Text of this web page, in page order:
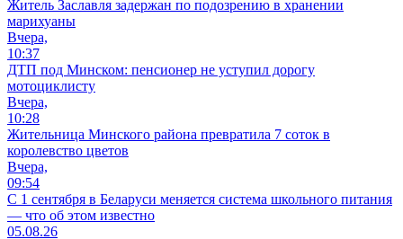
Житель Заславля задержан по подозрению в хранении
марихуаны
Вчера,
10:37
ДТП под Минском: пенсионер не уступил дорогу
мотоциклисту
Вчера,
10:28
Жительница Минского района превратила 7 соток в
королевство цветов
Вчера,
09:54
С 1 сентября в Беларуси меняется система школьного питания
— что об этом известно
05.08.26